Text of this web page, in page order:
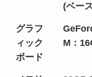
(ベー
グラフ
ィック
ボード
M：